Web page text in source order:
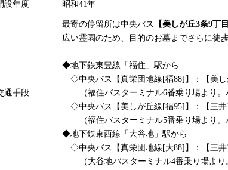
設年度 昭和41年
通手段
最寄の停留所は中央バス 【美しが丘3条9丁目
広い霊園のため、目的のお墓までさらに徒
◆地下鉄東豊線「福住」駅から
◇中央バス【真栄団地線[福88]】：【美し
（福住バスターミナル6番乗り場より。
◇中央バス【美しが丘線[福95]】：【三
（福住バスターミナル5番乗り場より。
◆地下鉄東西線「大谷地」駅から
◇中央バス【真栄団地線[大88]】：【三
（大谷地バスターミナル4番乗り場より